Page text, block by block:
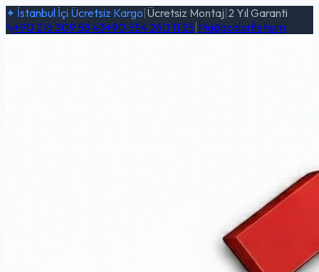
✦ İstanbul İçi Ücretsiz Kargo Ücretsiz Montaj 2 Yıl Garanti
+90 216 309 58 43+90 554 260 11 25 Mağazalarİletişim